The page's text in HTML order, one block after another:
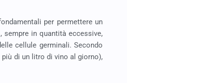
per permettere un
in quantità eccessive,
cellule germinali. Secondo
di un litro di vino al giorno),